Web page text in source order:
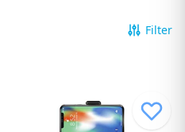
Filter